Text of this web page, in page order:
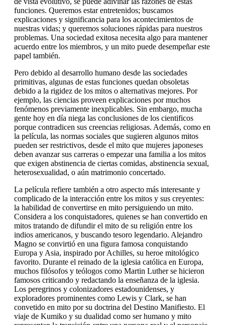
funciones. Queremos estar entretenidos; buscamos
explicaciones y significancia para los acontecimientos de
nuestras vidas; y queremos soluciones rápidas para nuestros
problemas. Una sociedad exitosa necesita algo para mantener
acuerdo entre los miembros, y un mito puede desempeñar este
papel también.
Pero debido al desarrollo humano desde las sociedades
primitivas, algunas de estas funciones quedan obsoletas
debido a la rigidez de los mitos o alternativas mejores. Por
ejemplo, las ciencias proveen explicaciones por muchos
fenómenos previamente inexplicables. Sin embargo, mucha
gente hoy en día niega las conclusiones de los cientificos
porque contradicen sus creencias religiosas. Además, como en
la película, las normas sociales que sugieren algunos mitos
pueden ser restrictivos, desde el mito que mujeres japoneses
deben avanzar sus carreras o empezar una familia a los mitos
que exigen abstinencia de ciertas comidas, abstinencia sexual,
heterosexualidad, o aún matrimonio concertado.
La película refiere también a otro aspecto más interesante y
complicado de la interacción entre los mitos y sus creyentes:
la habilidad de convertirse en mito persiguiendo un mito.
Considera a los conquistadores, quienes se han convertido en
mitos tratando de difundir el mito de su religión entre los
indios americanos, y buscando tesoro legendario. Alejandro
Magno se convirtió en una figura famosa conquistando
Europa y Asia, inspirado por Achilles, su heroe mitológico
favorito. Durante el reinado de la iglesia católica en Europa,
muchos filósofos y teólogos como Martin Luther se hicieron
famosos criticando y redactando la enseñanza de la iglesia.
Los peregrinos y colonizadores estadounidenses, y
exploradores prominentes como Lewis y Clark, se han
convetido en mito por su doctrina del Destino Manifiesto. El
viaje de Kumiko y su dualidad como ser humano y mito